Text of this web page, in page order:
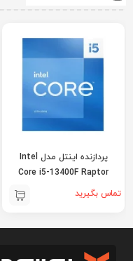
پردازنده اینتل مدل Intel
Core i5-13400F Raptor
تماس بگیرید